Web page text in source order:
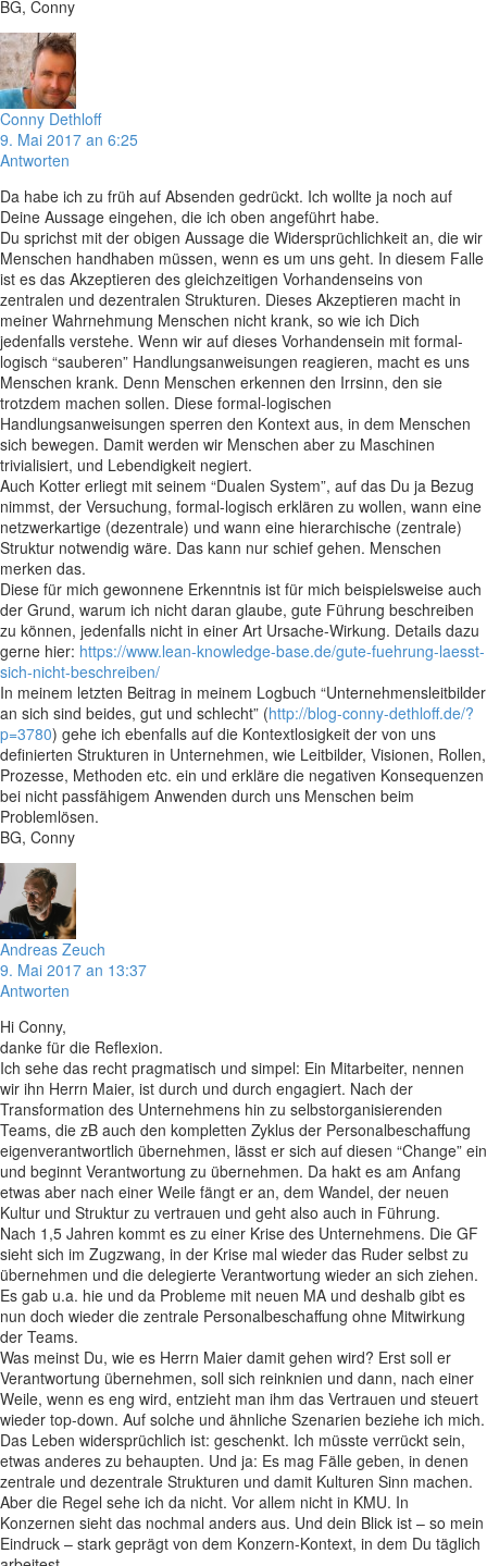
BG, Conny
Conny Dethloff
9. Mai 2017 an 6:25
Antworten
Da habe ich zu früh auf Absenden gedrückt. Ich wollte ja noch auf
Deine Aussage eingehen, die ich oben angeführt habe.
Du sprichst mit der obigen Aussage die Widersprüchlichkeit an, die wir
Menschen handhaben müssen, wenn es um uns geht. In diesem Falle
ist es das Akzeptieren des gleichzeitigen Vorhandenseins von
zentralen und dezentralen Strukturen. Dieses Akzeptieren macht in
meiner Wahrnehmung Menschen nicht krank, so wie ich Dich
jedenfalls verstehe. Wenn wir auf dieses Vorhandensein mit formal-
logisch “sauberen” Handlungsanweisungen reagieren, macht es uns
Menschen krank. Denn Menschen erkennen den Irrsinn, den sie
trotzdem machen sollen. Diese formal-logischen
Handlungsanweisungen sperren den Kontext aus, in dem Menschen
sich bewegen. Damit werden wir Menschen aber zu Maschinen
trivialisiert, und Lebendigkeit negiert.
Auch Kotter erliegt mit seinem “Dualen System”, auf das Du ja Bezug
nimmst, der Versuchung, formal-logisch erklären zu wollen, wann eine
netzwerkartige (dezentrale) und wann eine hierarchische (zentrale)
Struktur notwendig wäre. Das kann nur schief gehen. Menschen
merken das.
Diese für mich gewonnene Erkenntnis ist für mich beispielsweise auch
der Grund, warum ich nicht daran glaube, gute Führung beschreiben
zu können, jedenfalls nicht in einer Art Ursache-Wirkung. Details dazu
gerne hier: https://www.lean-knowledge-base.de/gute-fuehrung-laesst-
sich-nicht-beschreiben/
In meinem letzten Beitrag in meinem Logbuch “Unternehmensleitbilder
an sich sind beides, gut und schlecht” (http://blog-conny-dethloff.de/?
p=3780) gehe ich ebenfalls auf die Kontextlosigkeit der von uns
definierten Strukturen in Unternehmen, wie Leitbilder, Visionen, Rollen,
Prozesse, Methoden etc. ein und erkläre die negativen Konsequenzen
bei nicht passfähigem Anwenden durch uns Menschen beim
Problemlösen.
BG, Conny
Andreas Zeuch
9. Mai 2017 an 13:37
Antworten
Hi Conny,
danke für die Reflexion.
Ich sehe das recht pragmatisch und simpel: Ein Mitarbeiter, nennen
wir ihn Herrn Maier, ist durch und durch engagiert. Nach der
Transformation des Unternehmens hin zu selbstorganisierenden
Teams, die zB auch den kompletten Zyklus der Personalbeschaffung
eigenverantwortlich übernehmen, lässt er sich auf diesen “Change” ein
und beginnt Verantwortung zu übernehmen. Da hakt es am Anfang
etwas aber nach einer Weile fängt er an, dem Wandel, der neuen
Kultur und Struktur zu vertrauen und geht also auch in Führung.
Nach 1,5 Jahren kommt es zu einer Krise des Unternehmens. Die GF
sieht sich im Zugzwang, in der Krise mal wieder das Ruder selbst zu
übernehmen und die delegierte Verantwortung wieder an sich ziehen.
Es gab u.a. hie und da Probleme mit neuen MA und deshalb gibt es
nun doch wieder die zentrale Personalbeschaffung ohne Mitwirkung
der Teams.
Was meinst Du, wie es Herrn Maier damit gehen wird? Erst soll er
Verantwortung übernehmen, soll sich reinknien und dann, nach einer
Weile, wenn es eng wird, entzieht man ihm das Vertrauen und steuert
wieder top-down. Auf solche und ähnliche Szenarien beziehe ich mich.
Das Leben widersprüchlich ist: geschenkt. Ich müsste verrückt sein,
etwas anderes zu behaupten. Und ja: Es mag Fälle geben, in denen
zentrale und dezentrale Strukturen und damit Kulturen Sinn machen.
Aber die Regel sehe ich da nicht. Vor allem nicht in KMU. In
Konzernen sieht das nochmal anders aus. Und dein Blick ist – so mein
Eindruck – stark geprägt von dem Konzern-Kontext, in dem Du täglich